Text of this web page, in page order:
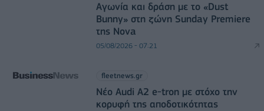
Αγωνία και δράση με το «Dust
Bunny» στη ζώνη Sunday Premiere
της Nova
05/08/2026 - 07:21
fleetnews.gr
Νέο Audi A2 e-tron με στόχο την
κορυφή της αποδοτικότητας